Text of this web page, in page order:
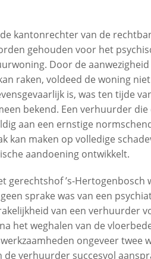
kantonrechter van de
gehouden voor het
Door de
raken, voldeed de woning
is, was ten tijde
bekend. Een verhuurder
aan een ernstige
maken op volledige
aandoening ontwikkelt.
gerechtshof ’s-Hertogenbosch
sprake was van een
van een verhuurder
het weghalen van de
ongeveer twee
verhuurder succesvol